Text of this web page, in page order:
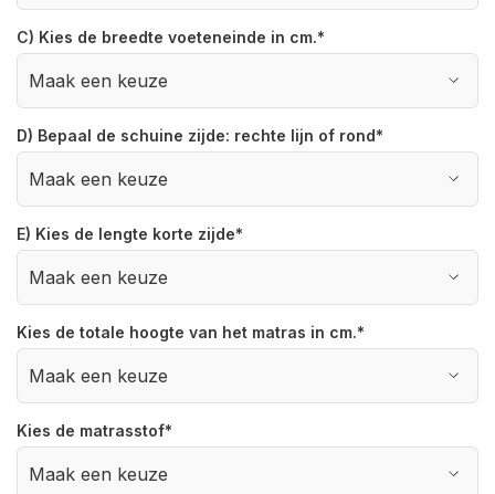
C) Kies de breedte voeteneinde in cm.*
D) Bepaal de schuine zijde: rechte lijn of rond*
E) Kies de lengte korte zijde*
Kies de totale hoogte van het matras in cm.*
Kies de matrasstof*